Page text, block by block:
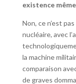
existence même
Non, ce n’est
nucléaire, avec
la machine
comparaison
de graves